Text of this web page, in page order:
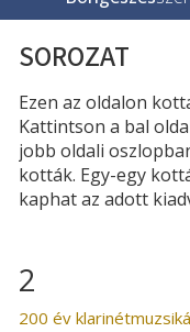
SOROZAT
Ezen az oldalon
Kattintson a bal
jobb oldali
kották. Egy-egy
kaphat az adott
2
200 év